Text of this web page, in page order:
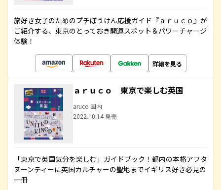
旅好き女子のためのプチぼうけん応援ガイド『ａｒｕｃｏ』が
ご紹介する、東京のとっておき開運スポット＆パワーチャージ
体験！
詳細を見る
ａｒｕｃｏ 東京で楽しむ英国
aruco 国内
2022.10.14 発売
「東京で英国気分を楽しむ」ガイドブック！都内の本格アフタ
ヌーンティーに英国カルチャーの聖地までイギリス好き必見の
一冊